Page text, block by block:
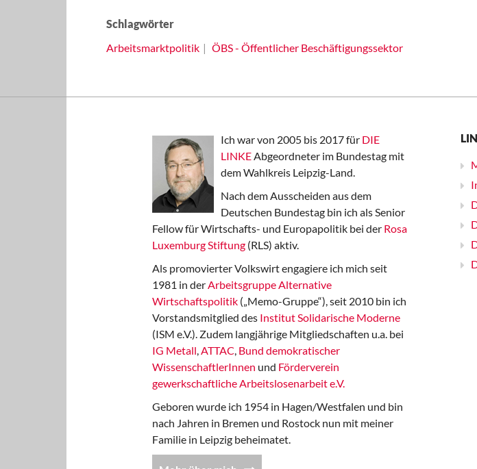
Schlagwörter
Arbeitsmarktpolitik
ÖBS - Öffentlicher Beschäftigungssektor
Ich war von 2005 bis 2017 für DIE
LINKEAbgeordneter im Bundestag mit
dem Wahlkreis Leipzig-Land.
Nach dem Ausscheiden aus dem
Deutschen Bundestag bin ich als Senior
Fellow für Wirtschafts- und Europapolitik bei der Rosa
Luxemburg Stiftung (RLS) aktiv.
Als promovierter Volkswirt engagiere ich mich seit
1981 in derArbeitsgruppe Alternative
Wirtschaftspolitik („Memo-Gruppe“), seit 2010 bin ich
Vorstandsmitglied des Institut Solidarische Moderne
(ISM e.V.). Zudem langjährige Mitgliedschaften u.a. bei
IG Metall,ATTAC, Bund demokratischer
WissenschaftlerInnen und Förderverein
gewerkschaftliche Arbeitslosenarbeit e.V.
Geboren wurde ich 1954 in Hagen/Westfalen und bin
nach Jahren in Bremen und Rostock nun mit meiner
Familie in Leipzig beheimatet.